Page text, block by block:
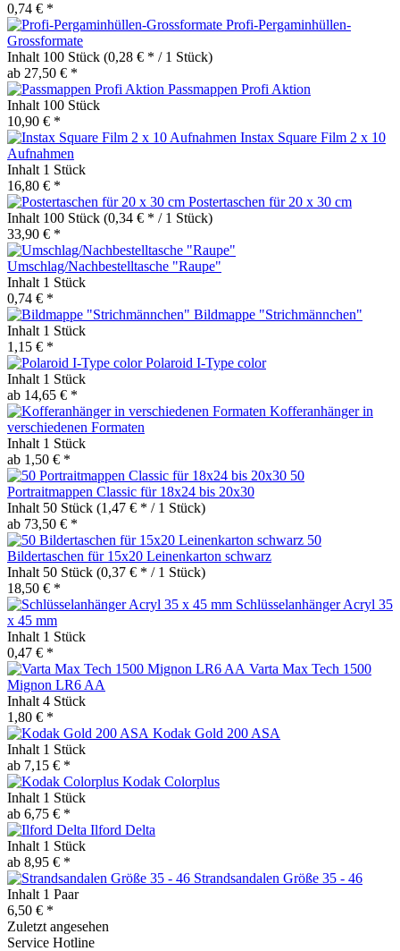
0,74 € *
Profi-Pergaminhüllen-
Grossformate
Inhalt 100 Stück (0,28 € * / 1 Stück)
ab 27,50 € *
Passmappen Profi Aktion
Inhalt 100 Stück
10,90 € *
Instax Square Film 2 x 10
Aufnahmen
Inhalt 1 Stück
16,80 € *
Postertaschen für 20 x 30 cm
Inhalt 100 Stück (0,34 € * / 1 Stück)
33,90 € *
Umschlag/Nachbestelltasche "Raupe"
Inhalt 1 Stück
0,74 € *
Bildmappe "Strichmännchen"
Inhalt 1 Stück
1,15 € *
Polaroid I-Type color
Inhalt 1 Stück
ab 14,65 € *
Kofferanhänger in
verschiedenen Formaten
Inhalt 1 Stück
ab 1,50 € *
50
Portraitmappen Classic für 18x24 bis 20x30
Inhalt 50 Stück (1,47 € * / 1 Stück)
ab 73,50 € *
50
Bildertaschen für 15x20 Leinenkarton schwarz
Inhalt 50 Stück (0,37 € * / 1 Stück)
18,50 € *
Schlüsselanhänger Acryl 35
x 45 mm
Inhalt 1 Stück
0,47 € *
Varta Max Tech 1500
Mignon LR6 AA
Inhalt 4 Stück
1,80 € *
Kodak Gold 200 ASA
Inhalt 1 Stück
ab 7,15 € *
Kodak Colorplus
Inhalt 1 Stück
ab 6,75 € *
Ilford Delta
Inhalt 1 Stück
ab 8,95 € *
Strandsandalen Größe 35 - 46
Inhalt 1 Paar
6,50 € *
Zuletzt angesehen
Service Hotline